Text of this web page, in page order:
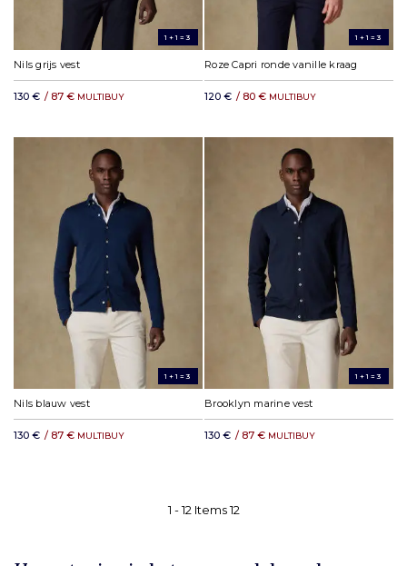
1+1=3
Nils grijs vest
130 € / 87 € MULTIBUY
1+1=3
Roze Capri ronde vanille kraag
120 € / 80 € MULTIBUY
1+1=3
Nils blauw vest
130 € / 87 € MULTIBUY
1+1=3
Brooklyn marine vest
130 € / 87 € MULTIBUY
1 -12 Items12